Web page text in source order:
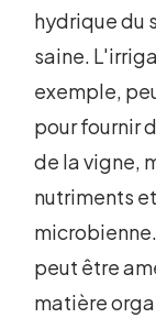
hydrique du
saine.
exemple,
pour fournir
de la vigne,
nutriments
peut être
matière